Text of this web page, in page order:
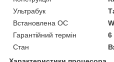
Ультрабук
Встановлена ОС
Гарантійний термін
6
Стан